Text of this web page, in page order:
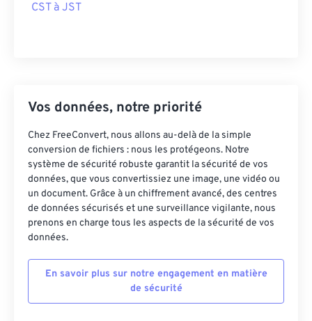
CST à JST
Vos données, notre priorité
Chez FreeConvert, nous allons au-delà de la simple
conversion de fichiers : nous les protégeons. Notre
système de sécurité robuste garantit la sécurité de vos
données, que vous convertissiez une image, une vidéo ou
un document. Grâce à un chiffrement avancé, des centres
de données sécurisés et une surveillance vigilante, nous
prenons en charge tous les aspects de la sécurité de vos
données.
En savoir plus sur notre engagement en matière
de sécurité